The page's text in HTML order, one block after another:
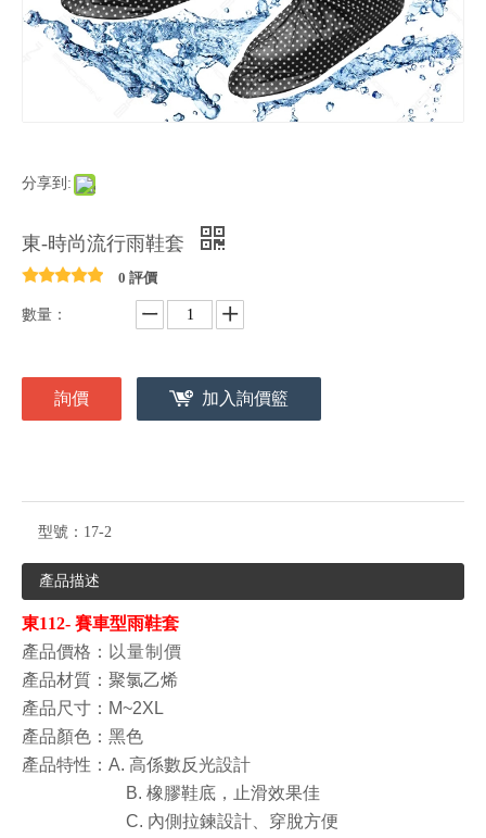
分享到:
東-時尚流行雨鞋套
0 評價
數量：
詢價 加入詢價籃
型號： 17-2
產品描述
東112- 賽車型雨鞋套
產品價格 ： 以量制價
產品材質 ：聚氯乙烯
產品尺寸：M~2XL
產品顏色：黑色
產品特性：A. 高係數反光設計
B. 橡膠鞋底，止滑效果佳
C. 內側拉鍊設計 、穿脫方便